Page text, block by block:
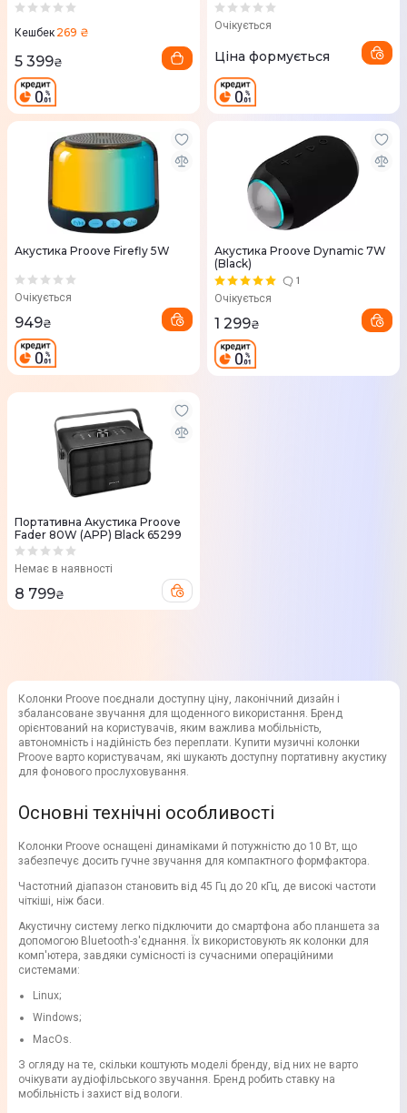
Кешбек 269 ₴
5 399₴
Очікується
Ціна формується
Акустика Proove Firefly 5W
Очікується
949₴
Акустика Proove Dynamic 7W
(Black)
1
Очікується
1 299₴
Портативна Акустика Proove
Fader 80W (APP) Black 65299
Немає в наявності
8 799₴
Колонки Proove поєднали доступну ціну, лаконічний дизайн і
збалансоване звучання для щоденного використання. Бренд
орієнтований на користувачів, яким важлива мобільність,
автономність і надійність без переплати. Купити музичні колонки
Proove варто користувачам, які шукають доступну портативну акустику
для фонового прослуховування.
Основні технічні особливості
Колонки Proove оснащені динаміками й потужністю до 10 Вт, що
забезпечує досить гучне звучання для компактного формфактора.
Частотний діапазон становить від 45 Гц до 20 кГц, де високі частоти
чіткіші, ніж баси.
Акустичну систему легко підключити до смартфона або планшета за
допомогою Bluetooth-з'єднання. Їх використовують як колонки для
комп'ютера, завдяки сумісності із сучасними операційними
системами:
Linux;
Windows;
MacOs.
З огляду на те, скільки коштують моделі бренду, від них не варто
очікувати аудіофільського звучання. Бренд робить ставку на
мобільність і захист від вологи.